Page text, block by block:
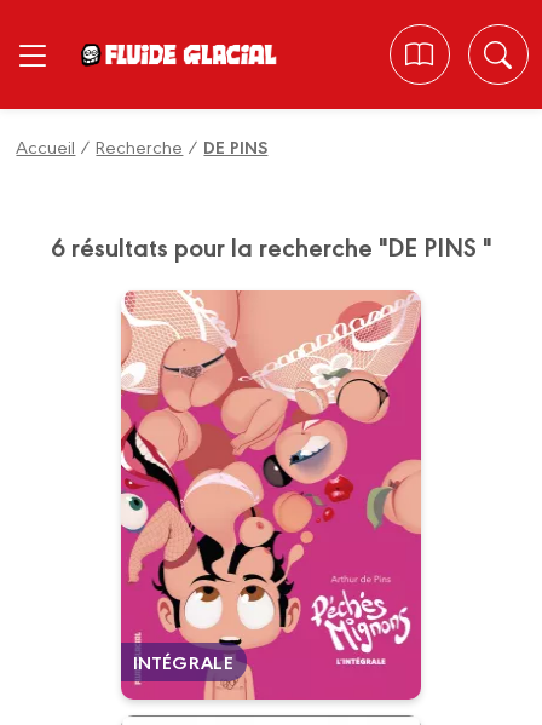
Accueil /Recherche / DE PINS
6 résultats pour la recherche "DE PINS "
INTÉGRALE
Péchés Mignons -
Intégrale
Date de parution :
03/11/2021
L'intégrale de la série culte et
sexy par l'auteur de
Zombillénium.
Autres tomes